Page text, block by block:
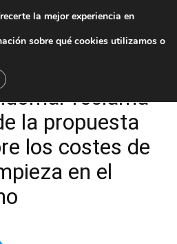
reclama
la propuesta
los costes de
en el
la mejor experiencia en
sobre qué cookies utilizamos o